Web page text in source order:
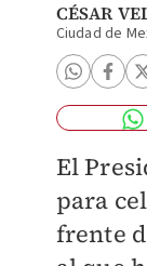
CÉSAR
Ciudad de
El
para
frente